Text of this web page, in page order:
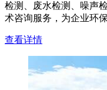
检测、废水检测、噪声
术咨询服务，为企业环
查看详情